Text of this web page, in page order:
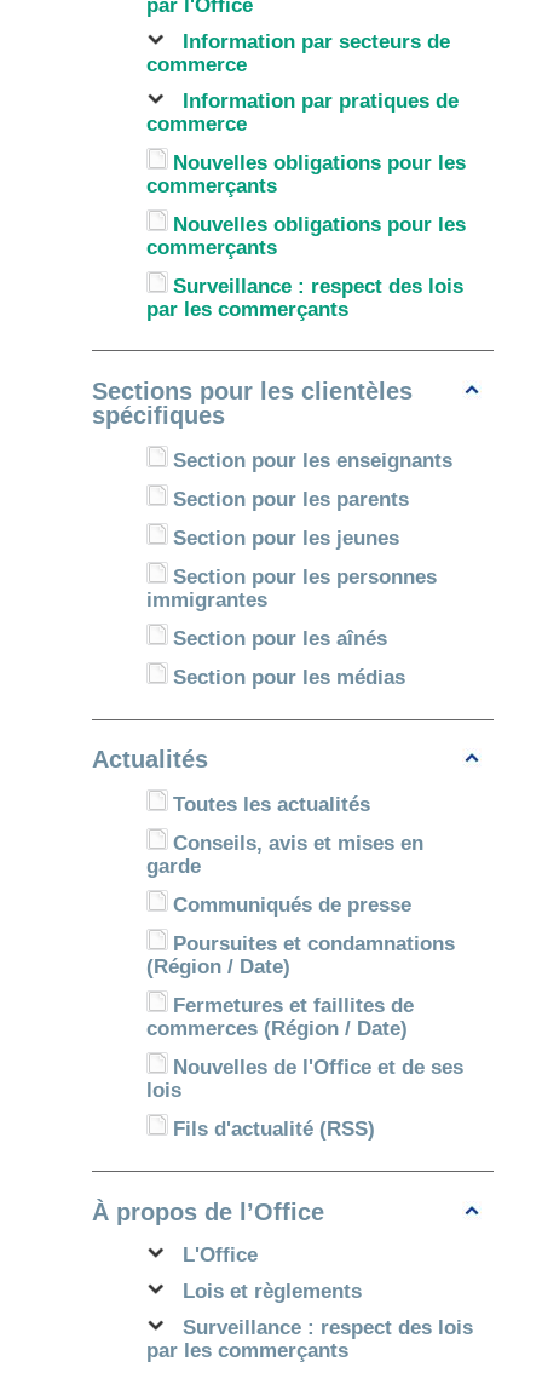
Information par secteurs de
commerce
Information par pratiques de
commerce
Nouvelles obligations pour les
commerçants
Nouvelles obligations pour les
commerçants
Surveillance : respect des lois
par les commerçants
Sections pour les clientèles
spécifiques
Section pour les enseignants
Section pour les parents
Section pour les jeunes
Section pour les personnes
immigrantes
Section pour les aînés
Section pour les médias
Actualités
Toutes les actualités
Conseils, avis et mises en
garde
Communiqués de presse
Poursuites et condamnations
(Région / Date)
Fermetures et faillites de
commerces (Région / Date)
Nouvelles de l'Office et de ses
lois
Fils d'actualité (RSS)
À propos de l’Office
L'Office
Lois et règlements
Surveillance : respect des lois
par les commerçants